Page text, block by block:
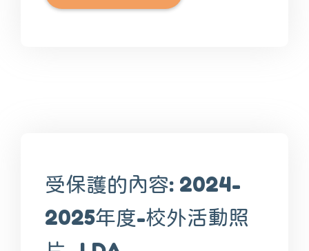
受保護的內容: 2024-
2025年度-校外活動照